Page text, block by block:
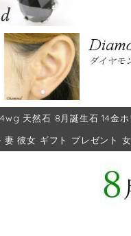
天然石 8月誕生石 14金
彼女 ギフト プレゼント